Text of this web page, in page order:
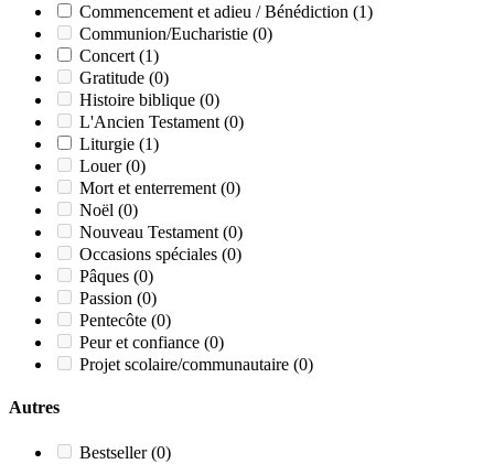
Commencement et adieu / Bénédiction (1)
Communion/Eucharistie (0)
Concert (1)
Gratitude (0)
Histoire biblique (0)
L'Ancien Testament (0)
Liturgie (1)
Louer(0)
Mort et enterrement (0)
Noël (0)
Nouveau Testament (0)
Occasions spéciales (0)
Pâques (0)
Passion (0)
Pentecôte (0)
Peur et confiance (0)
Projet scolaire/communautaire (0)
Autres
Bestseller(0)